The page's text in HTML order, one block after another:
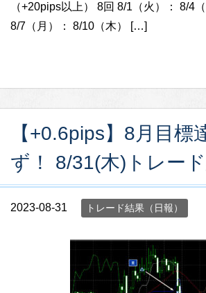
（+20pips以上） 8回 8/1（火）： 8/4（
8/7（月）： 8/10（木） […]
【+0.6pips】8月目標
ず！ 8/31(木)トレー
2023-08-31 トレード結果（日報）